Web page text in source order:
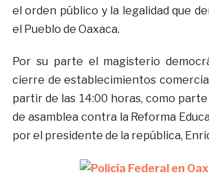
el orden público y la legalidad que
el Pueblo de Oaxaca.
Por su parte el magisterio
cierre de establecimientos
partir de las 14:00 horas, como
de asamblea contra la Reforma
por el presidente de la república,